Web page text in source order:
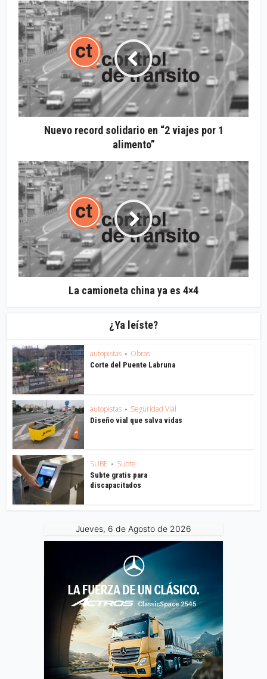
Nuevo record solidario en “2 viajes por 1
alimento”
La camioneta china ya es 4×4
¿Ya leíste?
autopistas • Obras
Corte del Puente Labruna
autopistas • Seguridad Vial
Diseño vial que salva vidas
SUBE • Subte
Subte gratis para
discapacitados
Jueves, 6 de Agosto de 2026